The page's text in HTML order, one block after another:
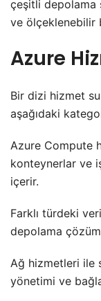
çeşitli depolama
ve ölçeklenebilir
Azure
Bir dizi hizmet
aşağıdaki
Azure Compute
konteynerlar ve
içerir.
Farklı türdeki
depolama
Ağ hizmetleri ile
yönetimi ve